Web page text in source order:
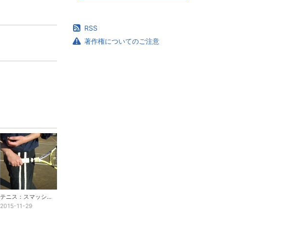
テニス：スマッシュでケガをしないために
2015-11-29
RSS
著作権についてのご注意